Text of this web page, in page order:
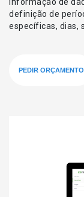
definição de
específicas, dias,
PEDIR ORÇAMENTO